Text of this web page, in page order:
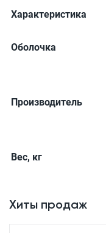
Характеристика
Оболочка
Производитель
Вес, кг
Хиты продаж